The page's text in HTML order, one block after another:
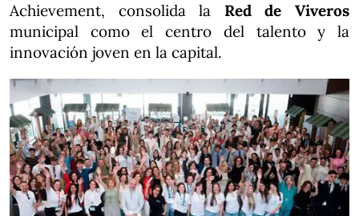
Achievement, consolida la Red de Viveros
municipal como el centro del talento y la
innovación joven en la capital.